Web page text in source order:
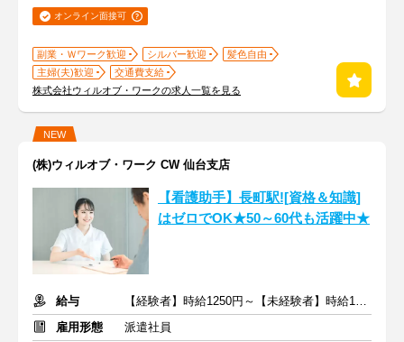
オンライン面接可
副業・Ｗワーク歓迎 シルバー歓迎
髪色自由
主婦(夫)歓迎
交通費支給
株式会社ウィルオブ・ワークの求人一覧を見る
NEW
(株)ウィルオブ・ワーク CW 仙台支店
【看護助手】長町駅![資格＆知識]
はゼロでOK★50～60代も活躍中★
給与
【経験者】時給1250円～【未経験者】時給1200円～ ＋交通費
雇用形態
派遣社員